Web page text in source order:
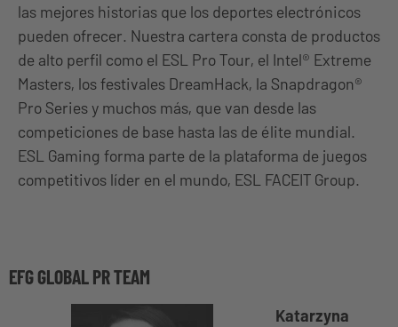
las mejores historias que los deportes electrónicos
pueden ofrecer. Nuestra cartera consta de productos
de alto perfil como el ESL Pro Tour, el Intel® Extreme
Masters, los festivales DreamHack, la Snapdragon®
Pro Series y muchos más, que van desde las
competiciones de base hasta las de élite mundial.
ESL Gaming forma parte de la plataforma de juegos
competitivos líder en el mundo, ESL FACEIT Group.
EFG GLOBAL PR TEAM
Katarzyna